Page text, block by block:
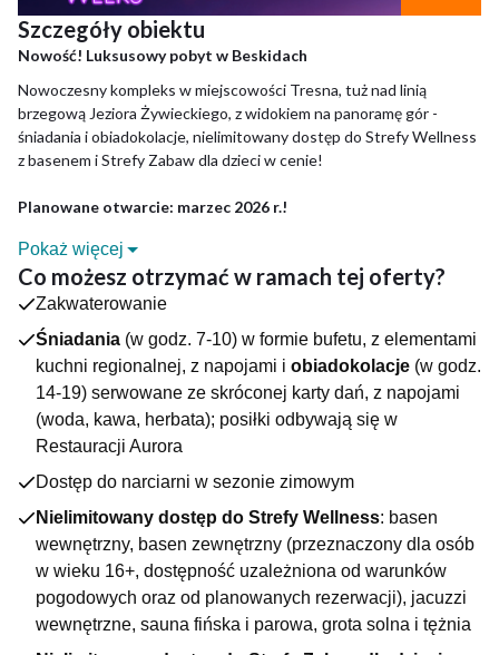
Szczegóły obiektu
Nowość! Luksusowy pobyt w Beskidach
Nowoczesny kompleks w miejscowości Tresna, tuż nad linią
brzegową Jeziora Żywieckiego, z widokiem na panoramę gór -
śniadania i obiadokolacje, nielimitowany dostęp do Strefy Wellness
z basenem i Strefy Zabaw dla dzieci w cenie!
Planowane otwarcie: marzec 2026 r.!
DLACZEGO WARTO?
Lake View Żywiec Resort & SPA to nowoczesny kompleks
położony w Tresnej - urokliwej miejscowości położonej tuż
obok Żywca, na pograniczu Beskidu Małego i Beskidu
Żywieckiego, nad brzegiem Jeziora Żywieckiego. Otoczenie
gór, lasów i spokojnej tafli jeziora tworzy idealne warunki do
pełnego relaksu i obcowania z naturą. To miejsce, w którym
można odetchnąć od codzienności, delektując się panoramą
beskidzkich szczytów i kojącą atmosferą regionu.
Na gości czekają klimatyzowane pokoje i apartamenty.
suszarkę do włosów, czajnik elektryczny, telewizor oraz
dostęp do Wi-Fi. Dodatkowo w apartamentach znajduje się
aneks kuchenny.
ATRAKCJE OBIEKTU
- basen wewnętrzny
- jacuzzi wewnętrzne
Pokaż więcej
Co możesz otrzymać w ramach tej oferty?
Zakwaterowanie
Śniadania (w godz. 7-10) w formie bufetu, z elementami
kuchni regionalnej, z napojami i obiadokolacje (w godz.
14-19) serwowane ze skróconej karty dań, z napojami
(woda, kawa, herbata); posiłki odbywają się w
Restauracji Aurora
Dostęp do narciarni w sezonie zimowym
Nielimitowany dostęp do Strefy Wellness: basen
wewnętrzny, basen zewnętrzny (przeznaczony dla osób
w wieku 16+, dostępność uzależniona od warunków
pogodowych oraz od planowanych rezerwacji), jacuzzi
wewnętrzne, sauna fińska i parowa, grota solna i tężnia